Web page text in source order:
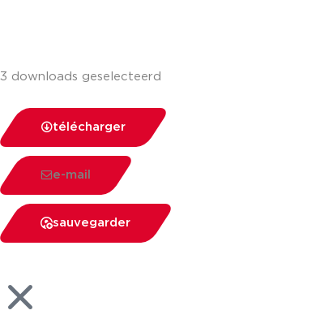
3 downloads geselecteerd
télécharger
e-mail
sauvegarder